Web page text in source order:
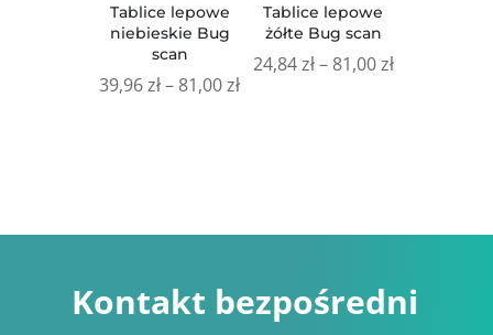
Tablice lepowe
niebieskie Bug
scan
39,96zł– 81,00złZakres
Tablice lepowe
żółte Bug scan
24,84zł– 81,00złZakres
Kontakt bezpośredni